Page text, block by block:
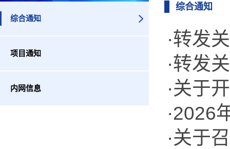
综合通知
项目通知
内网信息
综合通知
·转发
·转发
委员
·关于
项目
·2026
·关于